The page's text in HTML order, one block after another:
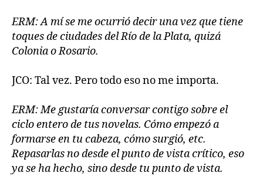
ERM: A mí se me ocurrió decir una vez que tiene
toques de ciudades del Río de la Plata, quizá
Colonia o Rosario.
JCO: Tal vez. Pero todo eso no me importa.
ERM: Me gustaría conversar contigo sobre el
ciclo entero de tus novelas. Cómo empezó a
formarse en tu cabeza, cómo surgió, etc.
Repasarlas no desde el punto de vista crítico, eso
ya se ha hecho, sino desde tu punto de vista.